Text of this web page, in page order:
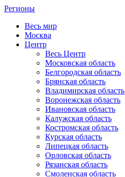
Регионы
Весь мир
Москва
Центр
Весь Центр
Московская область
Белгородская область
Брянская область
Владимирская область
Воронежская область
Ивановская область
Калужская область
Костромская область
Курская область
Липецкая область
Орловская область
Рязанская область
Смоленская область